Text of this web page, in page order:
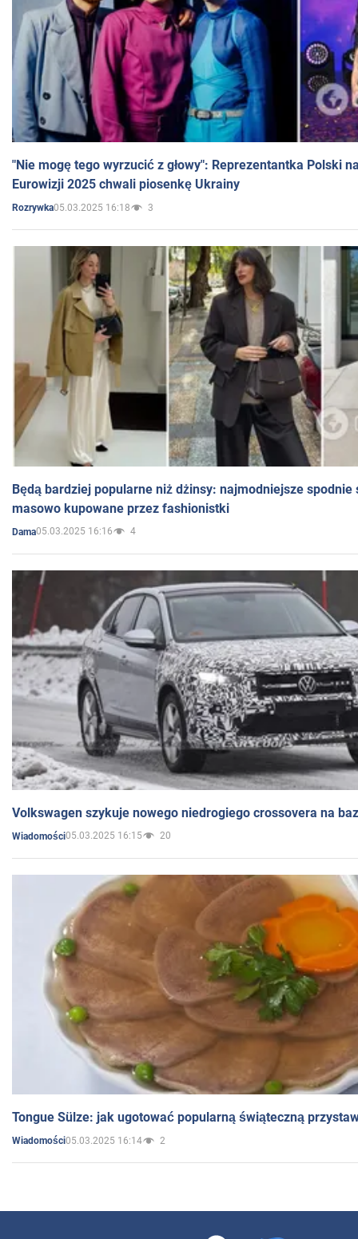
"Nie mogę tego wyrzucić z głowy": Reprezentantka Polski
Eurowizji 2025 chwali piosenkę Ukrainy
Rozrywka05.03.2025 16:18 3
Będą bardziej popularne niż dżinsy: najmodniejsze spodnie
masowo kupowane przez fashionistki
Dama05.03.2025 16:16 4
Volkswagen szykuje nowego niedrogiego crossovera na
Wiadomości05.03.2025 16:15 20
Tongue Sülze: jak ugotować popularną świąteczną
Wiadomości05.03.2025 16:14 2